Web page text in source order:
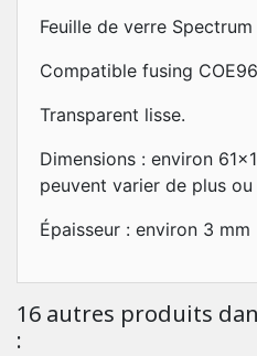
Feuille de verre
Compatible fusing
Transparent lisse.
Dimensions : environ
peuvent varier de plus
Épaisseur : environ 3 mm
16 autres produits
: